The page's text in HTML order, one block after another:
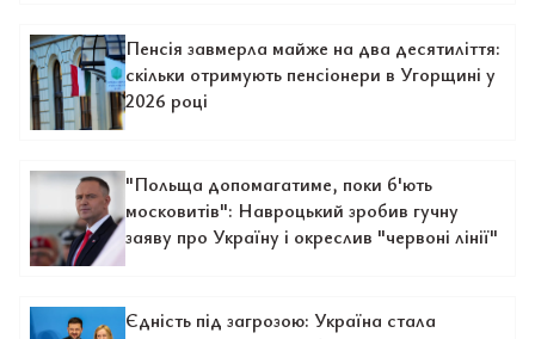
Пенсія завмерла майже на два десятиліття:
скільки отримують пенсіонери в Угорщині у
2026 році
"Польща допомагатиме, поки б'ють
московитів": Навроцький зробив гучну
заяву про Україну і окреслив "червоні лінії"
Єдність під загрозою: Україна стала